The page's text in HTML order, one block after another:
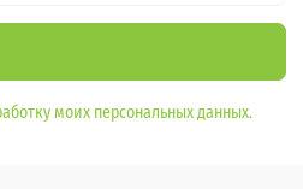
моих персональных данных.